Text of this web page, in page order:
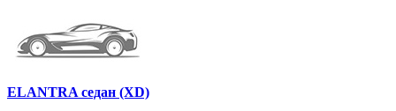
ELANTRA седан (XD)